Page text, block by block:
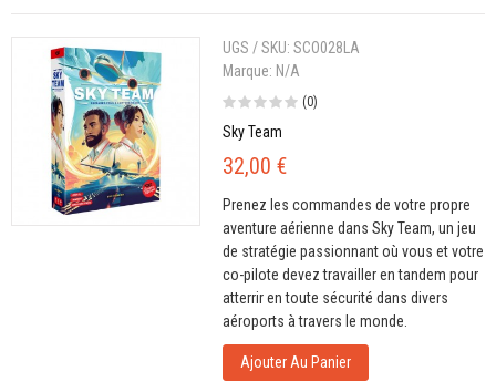
UGS / SKU:SCO028LA
Marque: N/A
(0)
Sky Team
32,00 €
Prenez les commandes de votre propre
aventure aérienne dans Sky Team, un jeu
de stratégie passionnant où vous et votre
co-pilote devez travailler en tandem pour
atterrir en toute sécurité dans divers
aéroports à travers le monde.
Ajouter Au Panier